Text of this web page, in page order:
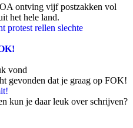
ontving vijf postzakken vol
het hele land.
protest rellen slechte
vond
gevonden dat je graag op FOK!
kun je daar leuk over schrijven?